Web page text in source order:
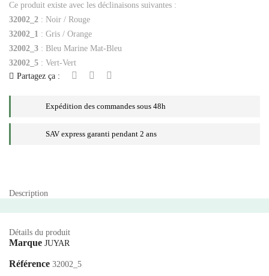
Ce produit existe avec les déclinaisons suivantes :
32002_2 : Noir / Rouge
32002_1 : Gris / Orange
32002_3 : Bleu Marine Mat-Bleu
32002_5 : Vert-Vert
Partagez ça :
Expédition des commandes sous 48h
SAV express garanti pendant 2 ans
Description
Détails du produit
Marque JUYAR
Référence 32002_5